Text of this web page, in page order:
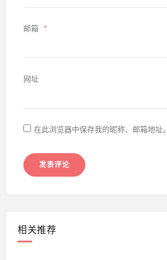
邮箱 *
网址
在此浏览器中保存我的昵称、邮箱地址。
相关推荐